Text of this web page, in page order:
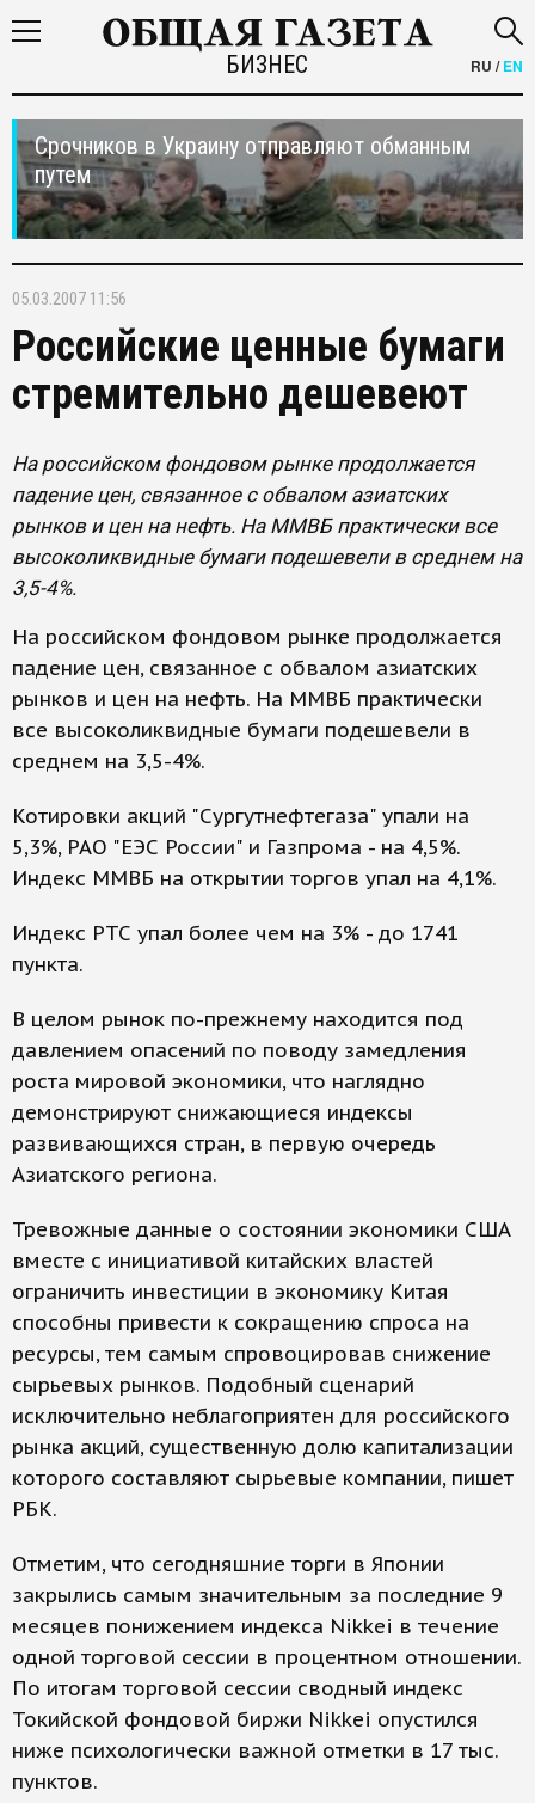
БИЗНЕС RU /EN
Срочников в Украину отправляют обманным
путем
05.03.2007 11:56
Российские ценные бумаги
стремительно дешевеют
На российском фондовом рынке продолжается
падение цен, связанное с обвалом азиатских
рынков и цен на нефть. На ММВБ практически все
высоколиквидные бумаги подешевели в среднем на
3,5-4%.
На российском фондовом рынке продолжается
падение цен, связанное с обвалом азиатских
рынков и цен на нефть. На ММВБ практически
все высоколиквидные бумаги подешевели в
среднем на 3,5-4%.
Котировки акций "Сургутнефтегаза" упали на
5,3%, РАО "ЕЭС России" и Газпрома - на 4,5%.
Индекс ММВБ на открытии торгов упал на 4,1%.
Индекс РТС упал более чем на 3% - до 1741
пункта.
В целом рынок по-прежнему находится под
давлением опасений по поводу замедления
роста мировой экономики, что наглядно
демонстрируют снижающиеся индексы
развивающихся стран, в первую очередь
Азиатского региона.
Тревожные данные о состоянии экономики США
вместе с инициативой китайских властей
ограничить инвестиции в экономику Китая
способны привести к сокращению спроса на
ресурсы, тем самым спровоцировав снижение
сырьевых рынков. Подобный сценарий
исключительно неблагоприятен для российского
рынка акций, существенную долю капитализации
которого составляют сырьевые компании, пишет
РБК.
Отметим, что сегодняшние торги в Японии
закрылись самым значительным за последние 9
месяцев понижением индекса Nikkei в течение
одной торговой сессии в процентном отношении.
По итогам торговой сессии сводный индекс
Токийской фондовой биржи Nikkei опустился
ниже психологически важной отметки в 17 тыс.
пунктов.